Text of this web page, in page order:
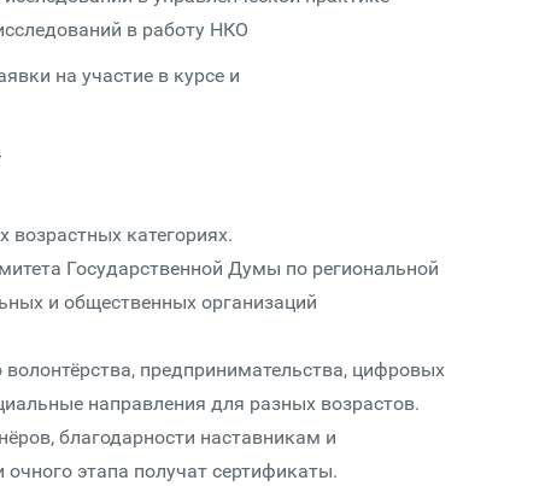
в работу НКО
на участие в курсе и
категориях.
Государственной Думы по региональной
и общественных организаций
предпринимательства, цифровых
направления для разных возрастов.
благодарности наставникам и
этапа получат сертификаты.